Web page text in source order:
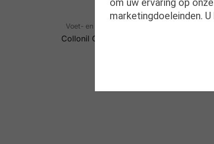
Voet- en schoenverzorging
Collonil Carbon Pro spray
om uw ervaring op
marketingdoeleinden.